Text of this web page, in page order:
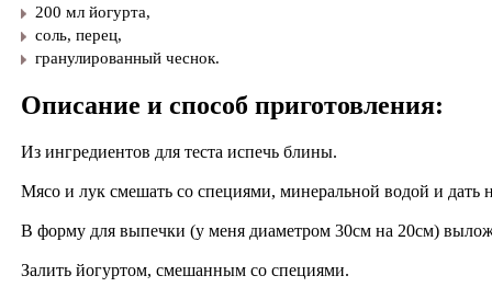
200 мл йогурта,
соль, перец,
гранулированный чеснок.
Описание и способ приготовления:
Из ингредиентов для теста испечь блины.
Мясо и лук смешать со специями, минеральной водой и дать
В форму для выпечки (у меня диаметром 30см на 20см)
Залить йогуртом, смешанным со специями.